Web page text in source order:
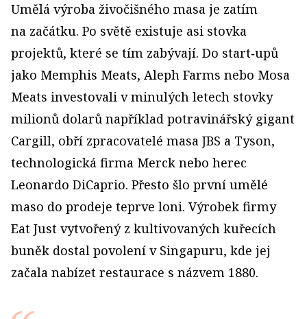
Umělá výroba živočišného masa je zatím
na začátku. Po světě existuje asi stovka
projektů, které se tím zabývají. Do start‑upů
jako Memphis Meats, Aleph Farms nebo Mosa
Meats investovali v minulých letech stovky
milionů dolarů například potravinářský gigant
Cargill, obří zpracovatelé masa JBS a Tyson,
technologická firma Merck nebo herec
Leonardo DiCaprio. Přesto šlo první umělé
maso do prodeje teprve loni. Výrobek firmy
Eat Just vytvořený z kultivovaných kuřecích
buněk dostal povolení v Singapuru, kde jej
začala nabízet restaurace s názvem 1880.